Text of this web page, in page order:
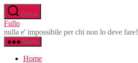
Salta
al
contenuto
Cerca
Fullo
nulla e' impossibile per chi non lo deve fare!
Menu
Home